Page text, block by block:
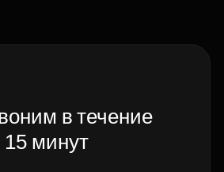
в течение
15 минут